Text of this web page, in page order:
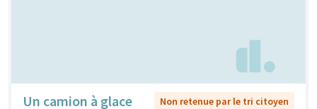
Un camion à glace
Non retenue par le tri citoyen